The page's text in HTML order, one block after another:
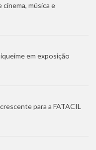
música e
em exposição
para a FATACIL